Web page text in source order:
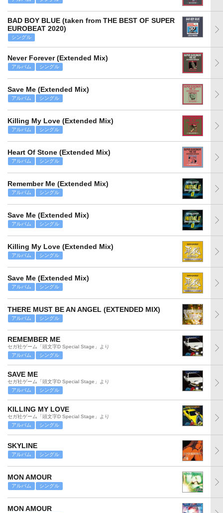
BAD BOY BLUE (taken from THE BEST OF SUPER
EUROBEAT 2020)
シングル
Never Forever (Extended Mix)
アルバム シングル
Save Me (Extended Mix)
アルバム シングル
Killing My Love (Extended Mix)
アルバム シングル
Heart Of Stone (Extended Mix)
アルバム シングル
Remember Me (Extended Mix)
アルバム シングル
Save Me (Extended Mix)
アルバム シングル
Killing My Love (Extended Mix)
アルバム シングル
Save Me (Extended Mix)
アルバム シングル
THERE MUST BE AN ANGEL (EXTENDED MIX)
アルバム シングル
REMEMBER ME
セガ社ゲーム「頭文字D Special Stage」より
アルバム
シングル
SAVE ME
セガ社ゲーム「頭文字D Special Stage」より
アルバム
シングル
KILLING MY LOVE
セガ社ゲーム「頭文字D Special Stage」より
アルバム
シングル
SKYLINE
アルバム シングル
MON AMOUR
アルバム シングル
MON AMOUR